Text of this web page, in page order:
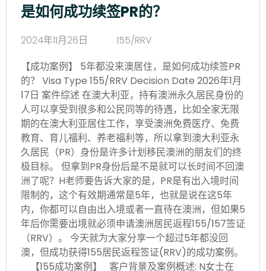
是如何成功续签PR的？
2024年11月26日
155/RRV
【成功案例】 5年都没来澳居住，是如何成功续签PR
的？ Visa Type 155/RRV Decision Date 2026年1月
17日 案件综述 在澳大利亚，持有澳洲永久居民身份的
人可以享受到很多和公民同等的待遇，比如全家无限
期的在澳大利亚居住工作，享受澳洲免费医疗、免费
教育、育儿福利、养老福利等，所以拿到澳大利亚永
久居民（PR）身份是许多计划移民澳洲的朋友们的终
极目标。 但拿到PR身份后是不是就可以长时间不回澳
洲了呢？H老师要告诉大家的是，PR是有出入境时间
限制的，这个有效期通常是5年，也就是说在这5年
内，你都可以自由出入境或者一直待在澳洲，但如果5
年后你需要出境就必须申请澳洲居民返程155/157签证
（RRV）。 今天就为大家分享一个超过5年都没回
澳，但成功获得155居民返程签证(RRV)的成功案例。
【155成功案例】 客户背景及案例概述: N女士在